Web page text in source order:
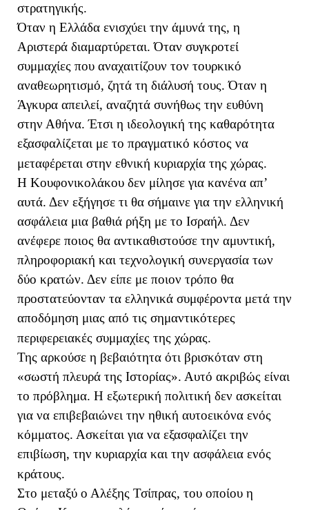
στρατηγικής.
Όταν η Ελλάδα ενισχύει την άμυνά της, η
Αριστερά διαμαρτύρεται. Όταν συγκροτεί
συμμαχίες που αναχαιτίζουν τον τουρκικό
αναθεωρητισμό, ζητά τη διάλυσή τους. Όταν η
Άγκυρα απειλεί, αναζητά συνήθως την ευθύνη
στην Αθήνα. Έτσι η ιδεολογική της καθαρότητα
εξασφαλίζεται με το πραγματικό κόστος να
μεταφέρεται στην εθνική κυριαρχία της χώρας.
Η Κουφονικολάκου δεν μίλησε για κανένα απ’
αυτά. Δεν εξήγησε τι θα σήμαινε για την ελληνική
ασφάλεια μια βαθιά ρήξη με το Ισραήλ. Δεν
ανέφερε ποιος θα αντικαθιστούσε την αμυντική,
πληροφοριακή και τεχνολογική συνεργασία των
δύο κρατών. Δεν είπε με ποιον τρόπο θα
προστατεύονταν τα ελληνικά συμφέροντα μετά την
αποδόμηση μιας από τις σημαντικότερες
περιφερειακές συμμαχίες της χώρας.
Της αρκούσε η βεβαιότητα ότι βρισκόταν στη
«σωστή πλευρά της Ιστορίας». Αυτό ακριβώς είναι
το πρόβλημα. Η εξωτερική πολιτική δεν ασκείται
για να επιβεβαιώνει την ηθική αυτοεικόνα ενός
κόμματος. Ασκείται για να εξασφαλίζει την
επιβίωση, την κυριαρχία και την ασφάλεια ενός
κράτους.
Στο μεταξύ ο Αλέξης Τσίπρας, του οποίου η